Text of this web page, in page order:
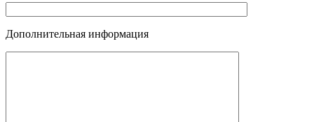
Дополнительная информация